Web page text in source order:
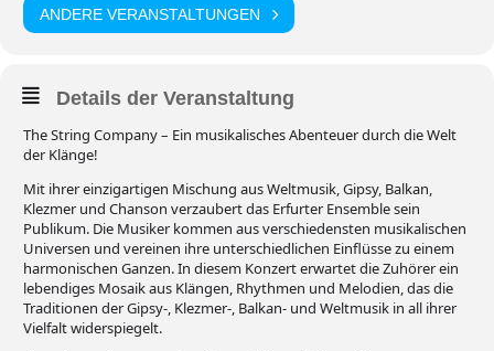
ANDERE VERANSTALTUNGEN
Details der Veranstaltung
The String Company – Ein musikalisches Abenteuer durch die Welt
der Klänge!
Mit ihrer einzigartigen Mischung aus Weltmusik, Gipsy, Balkan,
Klezmer und Chanson verzaubert das Erfurter Ensemble sein
Publikum. Die Musiker kommen aus verschiedensten musikalischen
Universen und vereinen ihre unterschiedlichen Einflüsse zu einem
harmonischen Ganzen. In diesem Konzert erwartet die Zuhörer ein
lebendiges Mosaik aus Klängen, Rhythmen und Melodien, das die
Traditionen der Gipsy-, Klezmer-, Balkan- und Weltmusik in all ihrer
Vielfalt widerspiegelt.